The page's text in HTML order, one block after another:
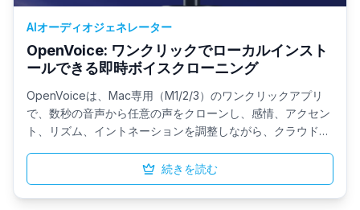
AIオーディオジェネレーター
OpenVoice: ワンクリックでローカルインスト
ールできる即時ボイスクローニング
OpenVoiceは、Mac専用（M1/2/3）のワンクリックアプリ
で、数秒の音声から任意の声をクローンし、感情、アクセン
ト、リズム、イントネーションを調整しながら、クラウド処
続きを読む